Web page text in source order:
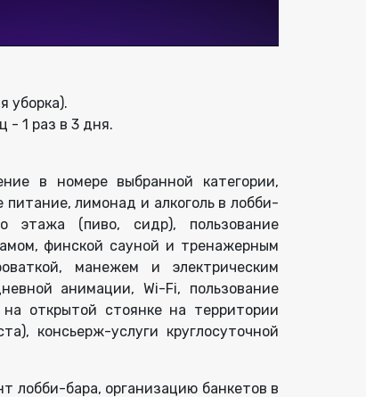
уборка).
- 1 раз в 3 дня.
в номере выбранной категории,
лимонад и алкоголь в лобби-
этажа (пиво, сидр), пользование
финской сауной и тренажерным
манежем и электрическим
анимации, Wi-Fi, пользование
открытой стоянке на территории
консьерж-услуги круглосуточной
лобби-бара, организацию банкетов в